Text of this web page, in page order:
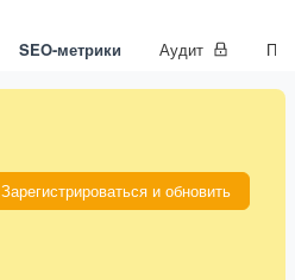
SEO-метрики Аудит
Зарегистрироваться и обновить